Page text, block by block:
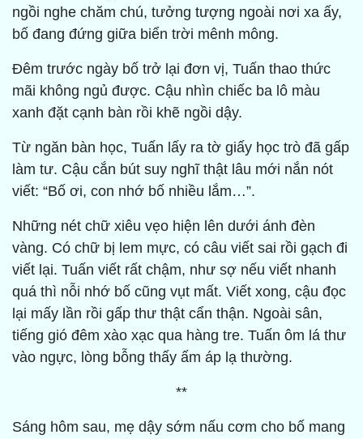
ngồi nghe chăm chú, tưởng tượng ngoài nơi xa ấy,
bố đang đứng giữa biển trời mênh mông.
Đêm trước ngày bố trở lại đơn vị, Tuấn thao thức
mãi không ngủ được. Cậu nhìn chiếc ba lô màu
xanh đặt cạnh bàn rồi khẽ ngồi dậy.
Từ ngăn bàn học, Tuấn lấy ra tờ giấy học trò đã gấp
làm tư. Cậu cắn bút suy nghĩ thật lâu mới nắn nót
viết: “Bố ơi, con nhớ bố nhiều lắm…”.
Những nét chữ xiêu vẹo hiện lên dưới ánh đèn
vàng. Có chữ bị lem mực, có câu viết sai rồi gạch đi
viết lại. Tuấn viết rất chậm, như sợ nếu viết nhanh
quá thì nỗi nhớ bố cũng vụt mất. Viết xong, cậu đọc
lại mấy lần rồi gấp thư thật cẩn thận. Ngoài sân,
tiếng gió đêm xào xạc qua hàng tre. Tuấn ôm lá thư
vào ngực, lòng bỗng thấy ấm áp lạ thường.
**
Sáng hôm sau, mẹ dậy sớm nấu cơm cho bố mang